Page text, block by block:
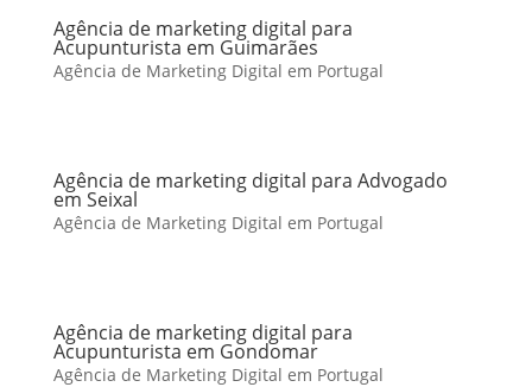
Agência de marketing digital para
Acupunturista em Guimarães
Agência de Marketing Digital em Portugal
Agência de marketing digital para Advogado
em Seixal
Agência de Marketing Digital em Portugal
Agência de marketing digital para
Acupunturista em Gondomar
Agência de Marketing Digital em Portugal